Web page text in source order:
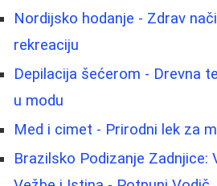
Nordijsko hodanje - Zdrav
rekreaciju
Depilacija šećerom - Drevna
u modu
Med i cimet - Prirodni lek za
Brazilsko Podizanje Zadnjice: